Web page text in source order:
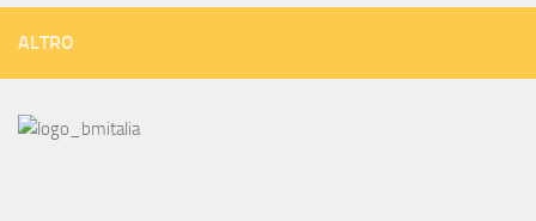
ALTRO